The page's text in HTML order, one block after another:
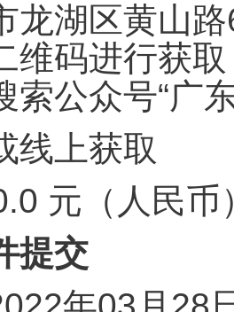
龙湖区黄山
维码进行获
索公众号“广
线上获取
元（人民币
提交